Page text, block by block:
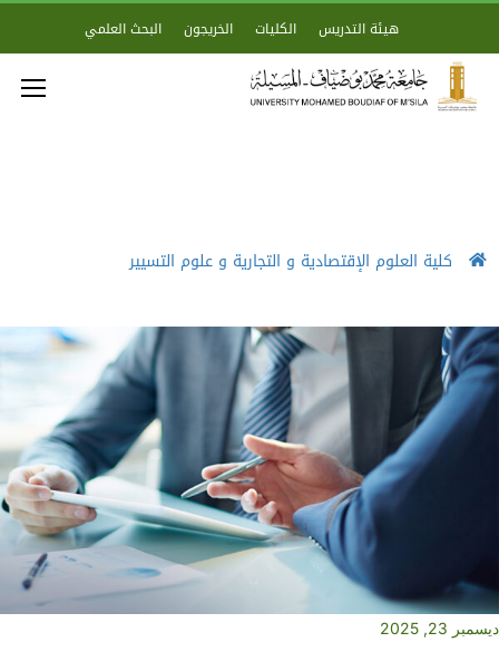
هيئة التدريس الكليات الخريجون البحث العلمي
كلية العلوم الإقتصادية و التجارية و علوم التسيير
ديسمبر 23, 2025